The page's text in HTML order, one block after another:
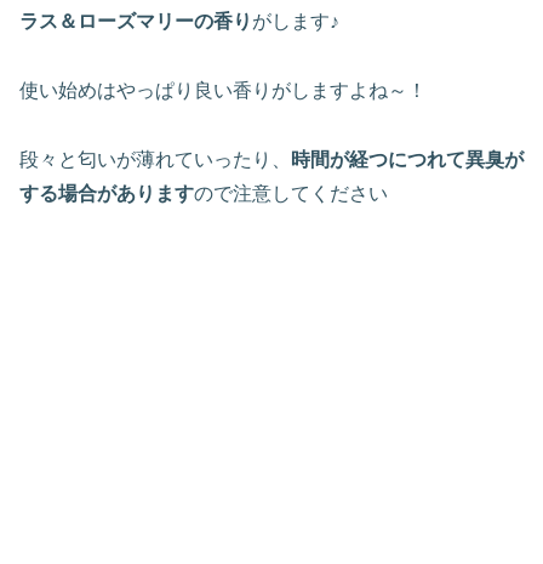
ラス＆ローズマリーの香り がします♪
使い始めはやっぱり良い香りがしますよね～！
段々と匂いが薄れていったり、
時間が経つにつれて異臭が
する場合がありますので注意してください